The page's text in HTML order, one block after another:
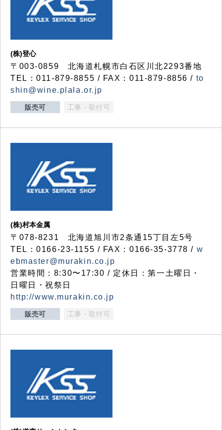
(株)登心
〒003-0859 北海道札幌市白石区川北2293番地
TEL：011-879-8855 / FAX：011-879-8856 / to
shin@wine.plala.or.jp
販売可 工事・取付可
(株)村本金属
〒078-8231 北海道旭川市2条通15丁目左5号
TEL：0166-23-1155 / FAX：0166-35-3778 / w
ebmaster@murakin.co.jp
営業時間：8:30〜17:30 / 定休日：第一土曜日・
日曜日・祝祭日
http://www.murakin.co.jp
販売可 工事・取付可